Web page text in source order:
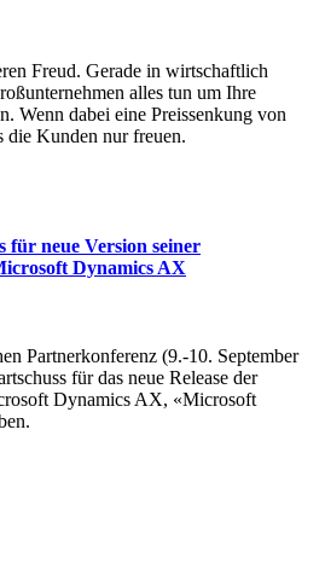
Freud. Gerade in wirtschaftlich
alles tun um Ihre
Wenn dabei eine Preissenkung von
die Kunden nur freuen.
für neue Version seiner
Dynamics AX
Partnerkonferenz (9.-10. September
für das neue Release der
Dynamics AX, «Microsoft